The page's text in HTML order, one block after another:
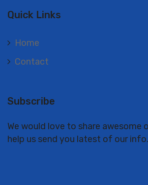
Quick Links
Home
Contact
Subscribe
We would love to share
help us send you latest of our info.